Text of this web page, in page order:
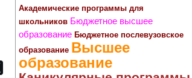
Академические программы для
школьников Бюджетное высшее
образование Бюджетное послевузовское
образование Высшее
образование